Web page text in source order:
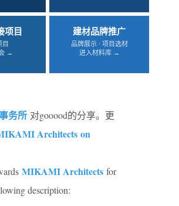
项目
目
→
建材品牌推广
品牌展示 · 项目选材
进入材料库 →
务所 对gooood的分享。更
Architects on
MIKAMI Architects for
description: